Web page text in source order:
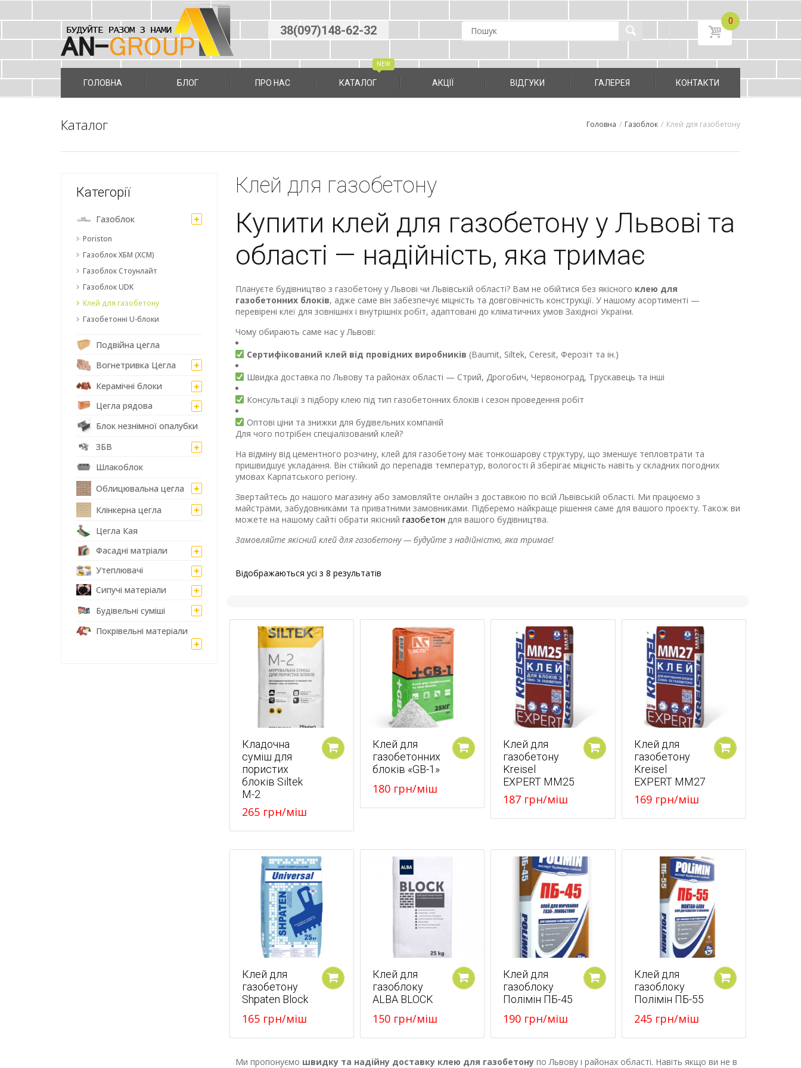
38(097)148-62-32
0
to
ГОЛОВНА БЛОГ ПРО НАС КАТАЛОГ АКЦІЇ ВIДГУКИ ГАЛЕРЕЯ КОНТАКТИ
Каталог Головна / Газоблок / Клей для газобетону
Клей для газобетону
Купити клей для газобетону у Львові та
області — надійність, яка тримає
Плануєте будівництво з газобетону у Львові чи Львівській області? Вам не обійтися без якісного клею для
газобетонних блоків, адже саме він забезпечує міцність та довговічність конструкції. У нашому асортименті —
перевірені клеї для зовнішніх і внутрішніх робіт, адаптовані до кліматичних умов Західної України.
Чому обирають саме нас у Львові:
Сертифікований клей від провідних виробників (Baumit, Siltek, Ceresit, Ферозіт та ін.)
Швидка доставка по Львову та районах області — Стрий, Дрогобич, Червоноград, Трускавець та інші
Консультації з підбору клею під тип газобетонних блоків і сезон проведення робіт
Оптові ціни та знижки для будівельних компаній
Для чого потрібен спеціалізований клей?
На відміну від цементного розчину, клей для газобетону має тонкошарову структуру, що зменшує тепловтрати та
пришвидшує укладання. Він стійкий до перепадів температур, вологості й зберігає міцність навіть у складних погодних
умовах Карпатського регіону.
Звертайтесь до нашого магазину або замовляйте онлайн з доставкою по всій Львівській області. Ми працюємо з
майстрами, забудовниками та приватними замовниками. Підберемо найкраще рішення саме для вашого проєкту. Також ви
можете на нашому сайті обрати якісний газобетон для вашого будівництва.
Замовляйте якісний клей для газобетону — будуйте з надійністю, яка тримає!
Відображаються усі з 8 результатів
Кладочна
суміш для
пористих
блоків Siltek
М-2
265грн/міш
Клей для
газобетонних
блоків «GB-1»
180грн/міш
Клей для
газобетону
Kreisel
EXPERT MM25
187 грн/міш
Клей для
газобетону
Kreisel
EXPERT MM27
169грн/міш
Клей для
газобетону
Shpaten Block
165грн/міш
Клей для
газоблоку
ALBA BLOCK
150грн/міш
Клей для
газоблоку
Полімін ПБ-45
190 грн/міш
Клей для
газоблоку
Полімін ПБ-55
245грн/міш
Ми пропонуємо швидку та надійну доставку клею для газобетонупо Львову і районах області. Навіть якщо ви не в
Категорії
Газоблок
Poriston
Газоблок ХБМ (ХСМ)
Газоблок Стоунлайт
Газоблок UDK
Клей для газобетону
Газобетонні U-блоки
Подвійна цегла
Вогнетривка Цегла
Керамічні блоки
Цегла рядова
Блок незнімної опалубки
ЗБВ
Шлакоблок
Облицювальна цегла
Клінкерна цегла
Цегла Кая
Фасадні матріали
Утеплювачі
Сипучі матеріали
Будівельні суміші
Покрівельні матеріали